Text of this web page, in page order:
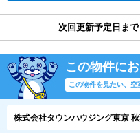
次回更新予定日まで
この物件に
この物件を見たい、
株式会社タウンハウジング東京